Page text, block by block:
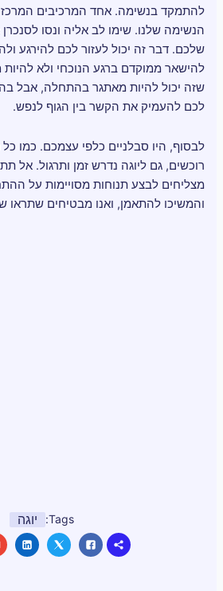
להתמקד בנשימה. אחד המרכיבים המרכזיים
הנשימה שלנו. שימו לב אליה ונסו לסנכרן
שלכם. דבר זה יכול לעזור לכם להירגע
להישאר ממוקדם ברגע הנוכחי ולא להיות
שזה יכול להיות מאתגר בהתחלה, אבל
לכם להעמיק את הקשר בין הגוף לנפש.
לבסוף, היו סבלניים כלפי עצמכם. כמו כל
רוכשים, גם ליוגה נדרש זמן ותרגול. אל
מצליחים לבצע תנוחות מסויימות על
והמשיכו להתאמן, ואנו מבטיחים שתראו
Tags: יוגה